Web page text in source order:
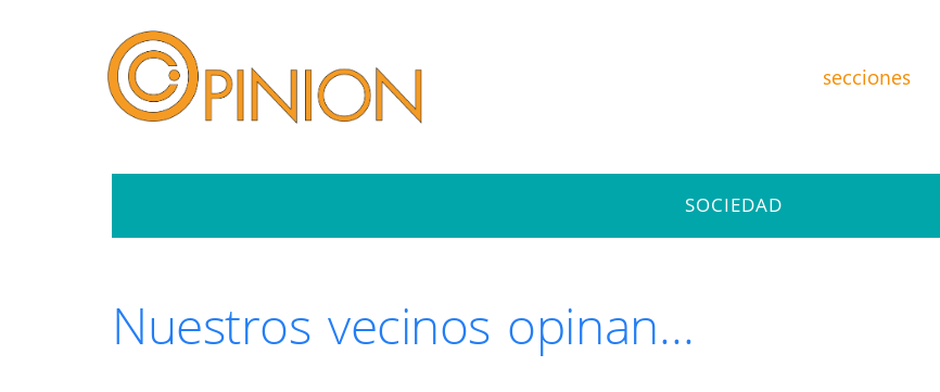
secciones
SOCIEDAD
Nuestros vecinos opinan…